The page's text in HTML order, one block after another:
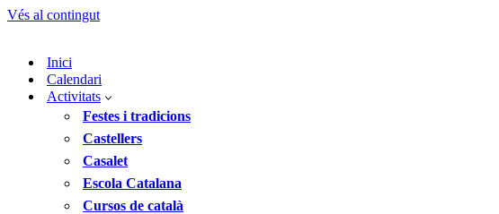
Vés al contingut
Inici
Calendari
Activitats
Festes i tradicions
Castellers
Casalet
Escola Catalana
Cursos de català